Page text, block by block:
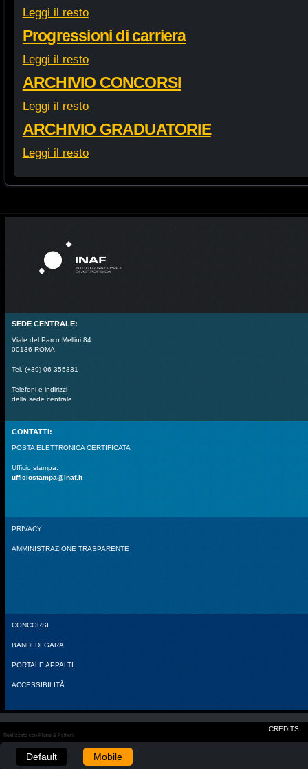
Leggi il resto
Progressioni di carriera
Leggi il resto
ARCHIVIO CONCORSI
Leggi il resto
ARCHIVIO GRADUATORIE
Leggi il resto
SEDE CENTRALE:
Viale del Parco Mellini 84
00136 ROMA
Tel. (+39) 06 355331
Telefoni e indirizzi
della sede centrale
CONTATTI:
POSTA ELETTRONICA CERTIFICATA
Ufficio stampa:
ufficiostampa@inaf.it
PRIVACY
AMMINISTRAZIONE TRASPARENTE
CONCORSI
BANDI DI GARA
PORTALE APPALTI
ACCESSIBILITÀ
CREDITS
Realizzato con Plone & Python
Default Mobile